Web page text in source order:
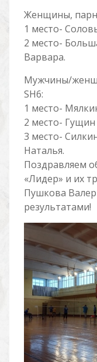
Женщины,
1 место-
2 место-
Варвара.
Мужчины/
SH6:
1 место-
2 место-
3 место-
Наталья.
Поздравляем
«Лидер» и их
Пушкова
результатами!